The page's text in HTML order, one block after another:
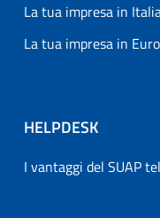
La tua impresa in
La tua impresa in
HELPDESK
I vantaggi del SUAP